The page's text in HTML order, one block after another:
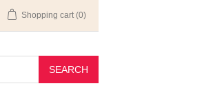
Shopping cart (0)
SEARCH